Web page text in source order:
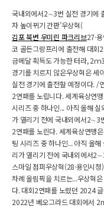
국내외에서2∼3번 실전 경기에
자 높이뀌기 간판’우상혁(
김포 북변 우미린 파크리브27·
코 골든그랑프리에 출전해 대회
금메달 획득도 가능한 터라, 2
경기를 치르지 않은우상혁은
실전 경기에 출전할 예정이다. /
2연패를 노립니다. 세계육상연
시리즈 중 하나인... 아직 올해
가 열리기 전에 국내외에서2∼3
2연패를 노린다. 세계육상연맹
팅 시리즈 중 하나인... 아직 올
리가 열리기 전에 국내외에서
스마일 점퍼우상혁(28·용인시
차례 올림픽을 치르는...우상혁
다. 대회2연패를 노렸던 2024
2022년 베오그라드 대회에서